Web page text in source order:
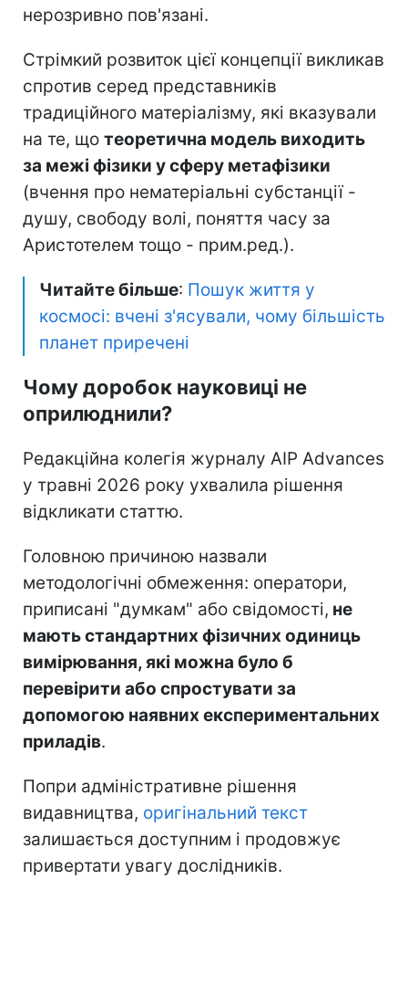
нерозривно пов'язані.
Стрімкий розвиток цієї концепції викликав
спротив серед представників
традиційного матеріалізму, які вказували
на те, що теоретична модель виходить
за межі фізики у сферу метафізики
(вчення про нематеріальні субстанції -
душу, свободу волі, поняття часу за
Аристотелем тощо - прим.ред.).
Читайте більше: Пошук життя у
космосі: вчені з'ясували, чому більшість
планет приречені
Чому доробок науковиці не
оприлюднили?
Редакційна колегія журналу AIP Advances
у травні 2026 року ухвалила рішення
відкликати статтю.
Головною причиною назвали
методологічні обмеження: оператори,
приписані "думкам" або свідомості, не
мають стандартних фізичних одиниць
вимірювання, які можна було б
перевірити або спростувати за
допомогою наявних експериментальних
приладів.
Попри адміністративне рішення
видавництва, оригінальний текст
залишається доступним і продовжує
привертати увагу дослідників.